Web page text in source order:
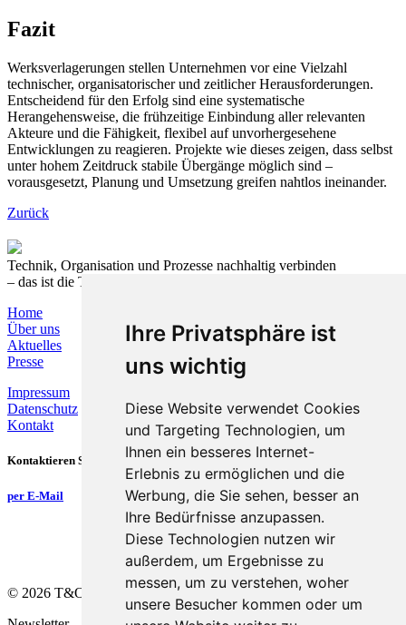
Ihre Privatsphäre ist
uns wichtig
Diese Website verwendet Cookies
und Targeting Technologien, um
Ihnen ein besseres Internet-
Erlebnis zu ermöglichen und die
Werbung, die Sie sehen, besser an
Ihre Bedürfnisse anzupassen.
Diese Technologien nutzen wir
außerdem, um Ergebnisse zu
messen, um zu verstehen, woher
unsere Besucher kommen oder um
Fazit
Werksverlagerungen stellen Unternehmen vor eine Vielzahl
technischer, organisatorischer und zeitlicher Herausforderungen.
Entscheidend für den Erfolg sind eine systematische
Herangehensweise, die frühzeitige Einbindung aller relevanten
Akteure und die Fähigkeit, flexibel auf unvorhergesehene
Entwicklungen zu reagieren. Projekte wie dieses zeigen, dass selbst
unter hohem Zeitdruck stabile Übergänge möglich sind –
vorausgesetzt, Planung und Umsetzung greifen nahtlos ineinander.
Zurück
Technik, Organisation und Prozesse nachhaltig verbinden
– das ist die T&O Group.
Home
Über uns
Aktuelles
Presse
Impressum
Datenschutz
Kontakt
Kontaktieren Sie uns
per E-Mail
© 2026 T&O Group